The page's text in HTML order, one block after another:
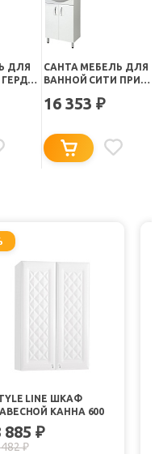
ДЛЯ
САНТА МЕБЕЛЬ ДЛЯ
ВАННОЙ СИТИ ПРИМА
16 353 ₽
LINE ШКАФ
КАННА 600
885 ₽
482₽